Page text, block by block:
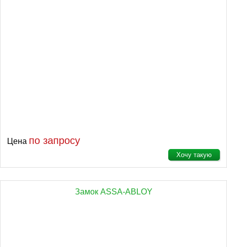
Цена по запросу
Хочу такую
Замок ASSA-ABLOY